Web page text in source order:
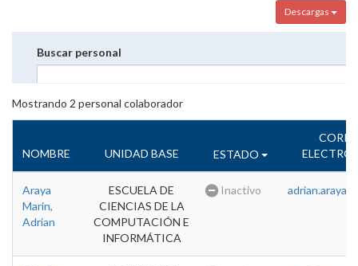
Descargas
Buscar personal
Mostrando 2 personal colaborador
NOMBRE UNIDAD BASE ESTADO
Araya
Marin,
Adrian
ESCUELA DE
CIENCIAS DE LA
COMPUTACIÓN E
INFORMÁTICA
Inactivo